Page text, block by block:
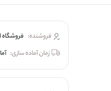
فروشنده: فروشگاه
زمان آماده سازی: